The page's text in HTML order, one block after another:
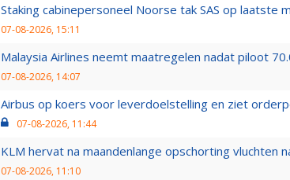
Staking cabinepersoneel Noorse tak SAS op laatste
07-08-2026, 15:11
Malaysia Airlines neemt maatregelen nadat piloot
07-08-2026, 14:07
Airbus op koers voor leverdoelstelling en ziet
07-08-2026, 11:44
KLM hervat na maandenlange opschorting vluchten
07-08-2026, 11:10